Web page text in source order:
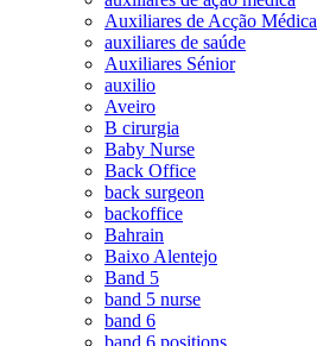
Auxiliares de Acção Médica
auxiliares de saúde
Auxiliares Sénior
auxilio
Aveiro
B cirurgia
Baby Nurse
Back Office
back surgeon
backoffice
Bahrain
Baixo Alentejo
Band 5
band 5 nurse
band 6
band 6 positions